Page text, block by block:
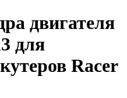
двигателя
для
Racer